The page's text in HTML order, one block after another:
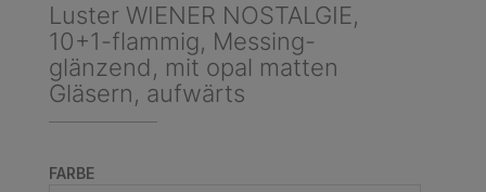
Luster WIENER NOSTALGIE,
10+1-flammig, Messing-
glänzend, mit opal matten
Gläsern, aufwärts
FARBEAUSWÄHLEN